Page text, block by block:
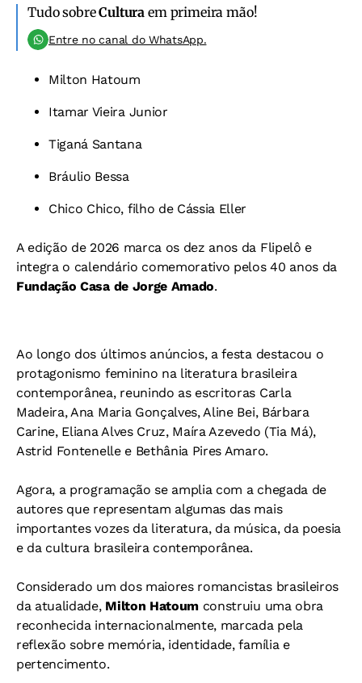
Tudo sobreCultura em primeira mão!
Entre no canal do WhatsApp.
Milton Hatoum
Itamar Vieira Junior
Tiganá Santana
Bráulio Bessa
Chico Chico, filho de Cássia Eller
A edição de 2026 marca os dez anos da Flipelô e
integra o calendário comemorativo pelos 40 anos da
Fundação Casa de Jorge Amado.
Ao longo dos últimos anúncios, a festa destacou o
protagonismo feminino na literatura brasileira
contemporânea, reunindo as escritoras Carla
Madeira, Ana Maria Gonçalves, Aline Bei, Bárbara
Carine, Eliana Alves Cruz, Maíra Azevedo (Tia Má),
Astrid Fontenelle e Bethânia Pires Amaro.
Agora, a programação se amplia com a chegada de
autores que representam algumas das mais
importantes vozes da literatura, da música, da poesia
e da cultura brasileira contemporânea.
Considerado um dos maiores romancistas brasileiros
da atualidade, Milton Hatoum construiu uma obra
reconhecida internacionalmente, marcada pela
reflexão sobre memória, identidade, família e
pertencimento.